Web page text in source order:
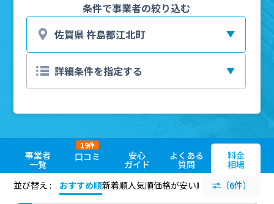
条件で事業者の絞り込む
事業者
一覧
口コミ
19件
安心
ガイド
よくある
質問
料金
相場
並び替え :
おすすめ順新着順人気順価格が安い順 評価が高い順
（6件）